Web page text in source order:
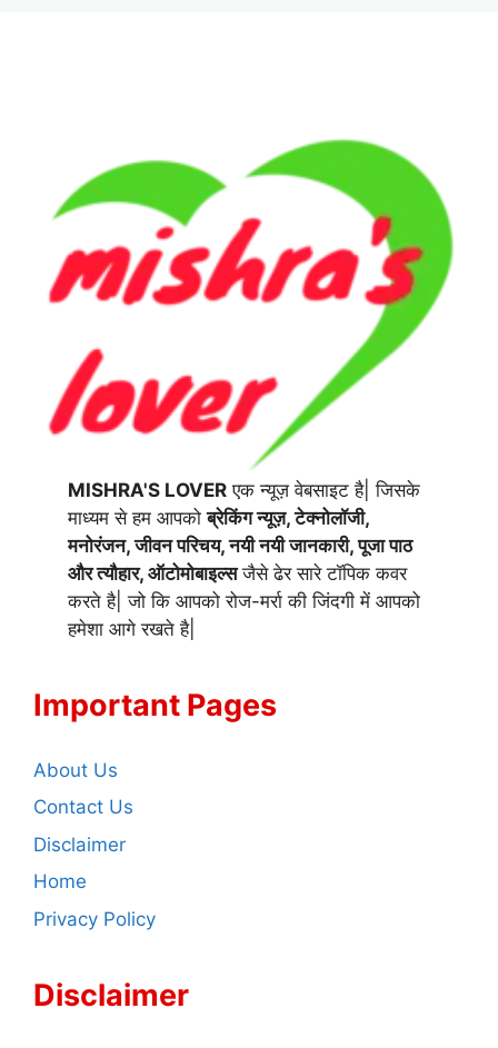
MISHRA'S LOVER एक न्यूज़ वेबसाइट है| जिसके
माध्यम से हम आपकोब्रेकिंग न्यूज़, टेक्नोलॉजी,
मनोरंजन, जीवन परिचय, नयी नयी जानकारी, पूजा पाठ
और त्यौहार, ऑटोमोबाइल्सजैसे ढेर सारे टॉपिक कवर
करते है| जो कि आपको रोज-मर्रा की जिंदगी में आपको
हमेशा आगे रखते है|
Important Pages
About Us
Contact Us
Disclaimer
Home
Privacy Policy
Disclaimer